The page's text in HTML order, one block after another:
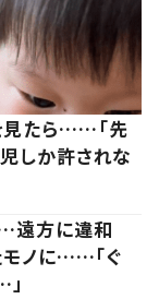
たら……「先
しか許されな
遠方に違和
モノに……「ぐ